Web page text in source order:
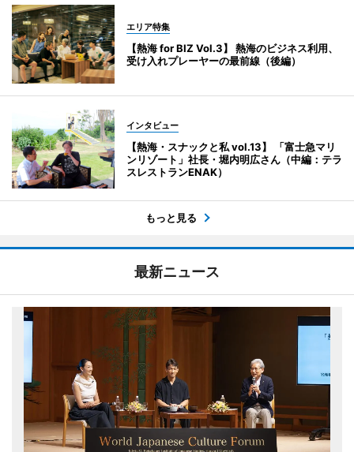
エリア特集
【熱海 for BIZ Vol.3】 熱海のビジネス利用、
受け入れプレーヤーの最前線（後編）
インタビュー
【熱海・スナックと私 vol.13】 「富士急マリ
ンリゾート」社長・堀内明広さん（中編：テラ
スレストランENAK）
もっと見る
最新ニュース